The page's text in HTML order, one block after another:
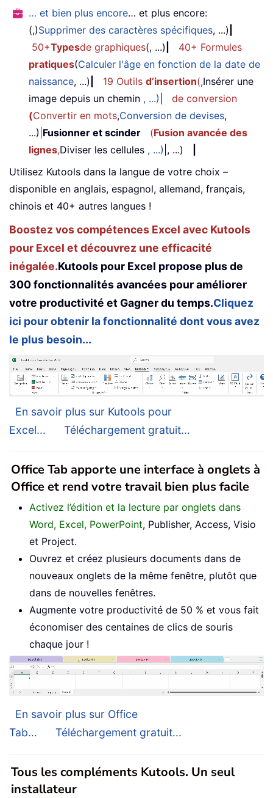
… et bien plus encore… et plus encore:
(,)Supprimer des caractères spécifiques, ...)
50+Typesde graphiques(, ...)
40+ Formules
pratiques(Calculer l'âge en fonction de la date de
naissance, ...) 19 Outils d’insertion(,Insérer une
image depuis un chemin , ...)
de conversion
(Convertir en mots,Conversion de devises,
...) Fusionner et scinder (Fusion avancée des
lignes,Diviser les cellules , ...) |, ...)
Utilisez Kutools dans la langue de votre choix –
disponible en anglais, espagnol, allemand, français,
chinois et 40+ autres langues !
Boostez vos compétences Excel avec Kutools
pour Excel et découvrez une efficacité
inégalée.Kutools pour Excel propose plus de
300 fonctionnalités avancées pour améliorer
votre productivité et Gagner du temps.Cliquez
ici pour obtenir la fonctionnalité dont vous avez
le plus besoin...
En savoir plus sur Kutools pour
Excel...
Téléchargement gratuit...
Office Tab apporte une interface à onglets à
Office et rend votre travail bien plus facile
Activez l’édition et la lecture par onglets dans
Word, Excel, PowerPoint, Publisher, Access, Visio
et Project.
Ouvrez et créez plusieurs documents dans de
nouveaux onglets de la même fenêtre, plutôt que
dans de nouvelles fenêtres.
Augmente votre productivité de 50 % et vous fait
économiser des centaines de clics de souris
chaque jour !
En savoir plus sur Office
Tab...
Téléchargement gratuit...
Tous les compléments Kutools. Un seul
installateur